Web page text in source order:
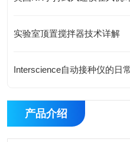
实验室顶置搅拌器技术详解
Interscience自动接种仪的日
产品介绍